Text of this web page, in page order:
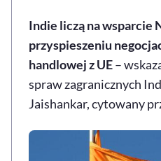
Sprawdź, jak i dlaczego
Indie liczą na wsparcie
przyspieszeniu
handlowej z UE–
spraw zagranicznych
Jaishankar, cytowany